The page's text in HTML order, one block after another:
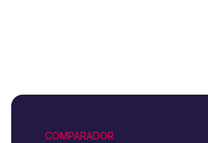
COMPARADOR